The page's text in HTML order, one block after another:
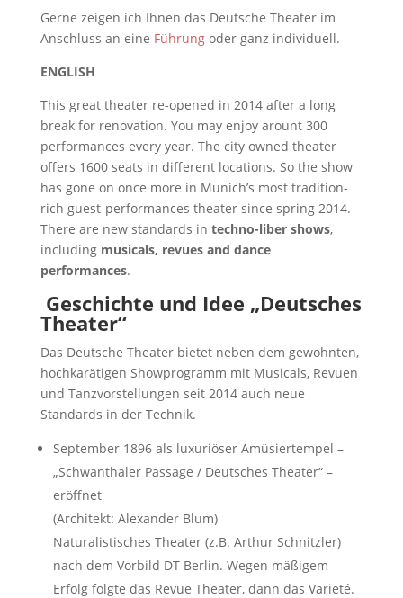
Gerne zeigen ich Ihnen das Deutsche Theater im
Anschluss an eine Führungoder ganz individuell.
ENGLISH
This great theater re-opened in 2014 after a long
break for renovation. You may enjoy arount 300
performances every year. The city owned theater
offers 1600 seats in different locations. So the show
has gone on once more in Munich’s most tradition-
rich guest-performances theater since spring 2014.
There are new standards in techno-liber shows,
including musicals, revues and dance
performances.
Geschichte und Idee „Deutsches
Theater“
Das Deutsche Theater bietet neben dem gewohnten,
hochkarätigen Showprogramm mit Musicals, Revuen
und Tanzvorstellungen seit 2014 auch neue
Standards in der Technik.
September 1896 als luxuriöser Amüsiertempel –
„Schwanthaler Passage / Deutsches Theater“ –
eröffnet
(Architekt: Alexander Blum)
Naturalistisches Theater (z.B. Arthur Schnitzler)
nach dem Vorbild DT Berlin. Wegen mäßigem
Erfolg folgte das Revue Theater, dann das Varieté.